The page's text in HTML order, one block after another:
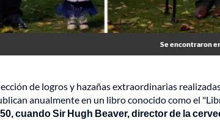
Se encontraron
de logros y hazañas extraordinarias
anualmente en un libro conocido como el
cuando Sir Hugh Beaver, director de la